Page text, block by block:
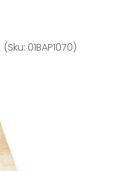
(Sku: 01BAP1070)